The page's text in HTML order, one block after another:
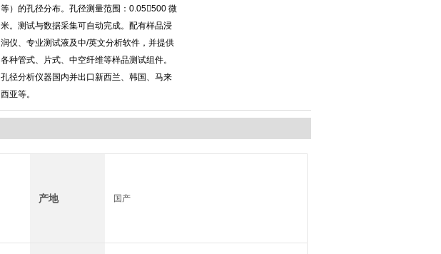
等）的孔径分布。孔径测量范围：0.05500 微
米。测试与数据采集可自动完成。配有样品浸
润仪、专业测试液及中/英文分析软件，并提供
各种管式、片式、中空纤维等样品测试组件。
孔径分析仪器国内并出口新西兰、韩国、马来
西亚等。
产地 国产